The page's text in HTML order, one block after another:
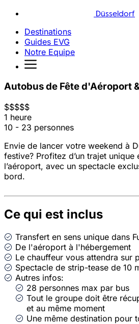
Düsseldorf
Destinations
Guides EVG
Notre Equipe
Autobus de Fête d'Aéroport
$$$$$
1 heure
10 - 23 personnes
Envie de lancer votre weekend à
festive? Profitez d’un trajet unique
l’aéroport, avec un spectacle
bord.
Ce qui est inclus
Transfert en sens unique dans
De l'aéroport à l'hébergement
Le chauffeur vous attendra sur
Spectacle de strip-tease de 10
Autres infos:
28 personnes max par bus
Tout le groupe doit être
et au même moment
Une même destination pour